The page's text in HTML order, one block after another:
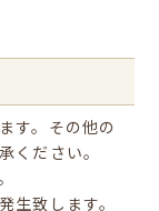
す。その他の
ください。
生致します。